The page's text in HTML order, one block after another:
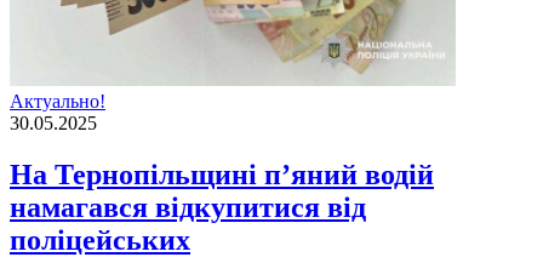
Актуально!
30.05.2025
На Тернопільщині п’яний водій
намагався відкупитися від
поліцейських